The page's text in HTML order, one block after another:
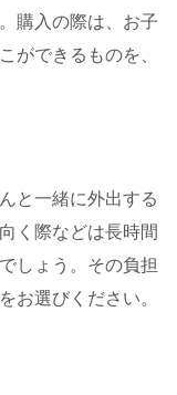
購入の際は、お子
ができるものを、
と一緒に外出する
く際などは長時間
しょう。その負担
お選びください。